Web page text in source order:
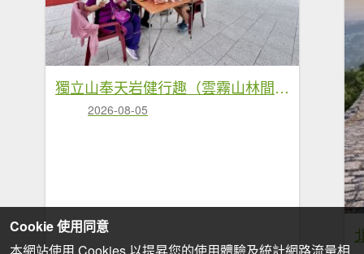
獨立山奉天岩健行趣（雲霧山林間的悠閒時光） 2026.7.30
2026-08-05
Cookie 使用同意